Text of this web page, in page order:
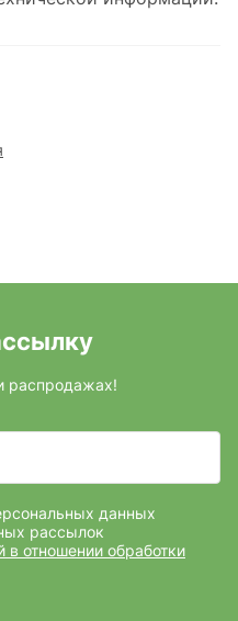
распродажах!
данных
рассылок
в отношении обработки